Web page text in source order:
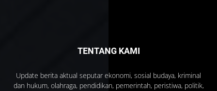
TENTANG KAMI
Update berita aktual seputar ekonomi, sosial budaya, kriminal
dan hukum, olahraga, pendidikan, pemerintah, peristiwa, politik,